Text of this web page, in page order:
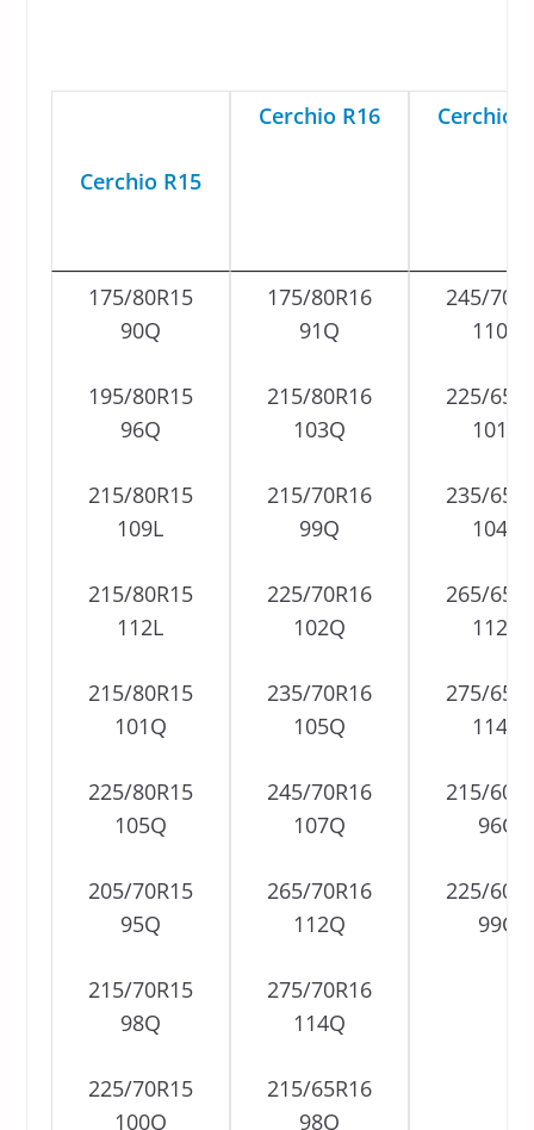
Cerchio R15
Cerchio R16 Cerchio
175/80R15
90Q
195/80R15
96Q
215/80R15
109L
215/80R15
112L
215/80R15
101Q
225/80R15
105Q
205/70R15
95Q
215/70R15
98Q
225/70R15
100Q
175/80R16
91Q
215/80R16
103Q
215/70R16
99Q
225/70R16
102Q
235/70R16
105Q
245/70R16
107Q
265/70R16
112Q
275/70R16
114Q
215/65R16
98Q
245/
110Q
225/
101Q
235/
104Q
265/
112Q
275/
114Q
215/
96Q
225/
99Q